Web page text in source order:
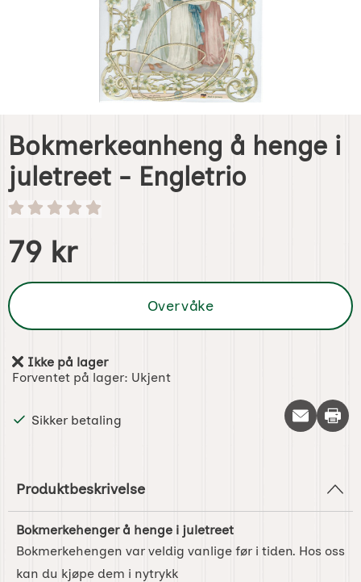
Bokmerkeanheng å henge i
juletreet - Engletrio
Handle dette produktet, Bokmerkeanheng å henge i
pris
79 kr
Overvåke
Produkttilgjengelighet:
Ikke på lager
Forventet på lager: Ukjent
Sikker betaling Skriv
Produktbeskrivelse
Bokmerkehenger å henge i juletreet
Bokmerkehengen var veldig vanlige før i tiden. Hos oss
kan du kjøpe dem i nytrykk